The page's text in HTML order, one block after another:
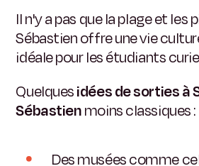
Il n'y a pas que la plage et les
Sébastien offre une vie
idéale pour les étudiants
Quelquesidées de sorties à
Sébastienmoins classiques :
Des musées comme